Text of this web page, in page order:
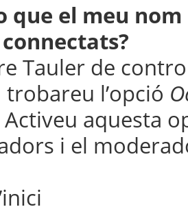
que el meu
Tauler de
l’opció
Activeu aquesta
i el